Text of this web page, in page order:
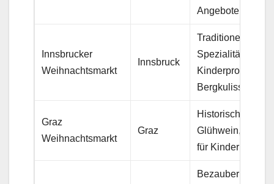
Angebote, Live-
Innsbrucker
Weihnachtsmarkt
Innsbruck
Traditionelle
Spezialitäten,
Bergkulisse
Graz
Weihnachtsmarkt
Graz
Historische
Glühwein,
für Kinder
Bezaubernde